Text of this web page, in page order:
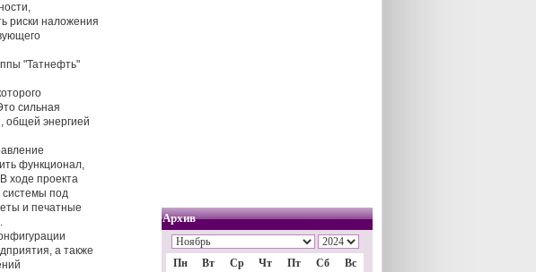
риски наложения
"Татнефть"
сильная
общей энергией
функционал,
ходе проекта
системы под
и печатные
а также
Архив
Пн Вт Ср Чт Пт Сб
Вс